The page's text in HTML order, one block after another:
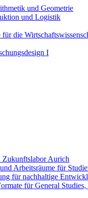
und Geometrie
und Logistik
die
I
Aurich
Arbeitsräume für
für nachhaltige
für General